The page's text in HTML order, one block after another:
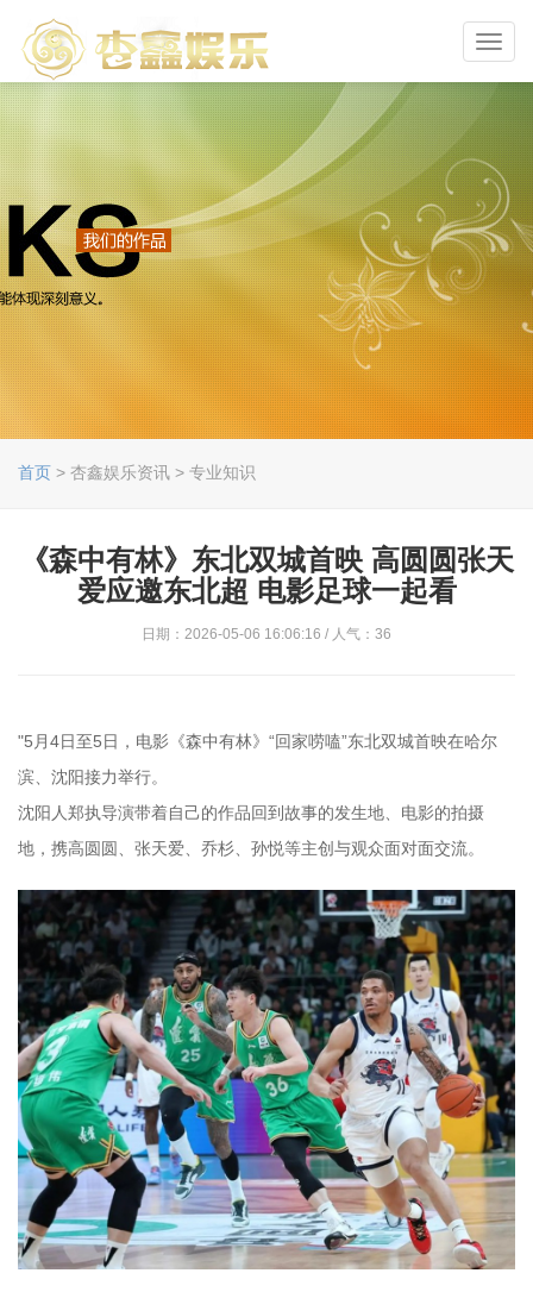
首页 > 杏鑫娱乐资讯 > 专业知识
《森中有林》东北双城首映 高圆圆张天
爱应邀东北超 电影足球一起看
日期：2026-05-06 16:06:16 / 人气：36
"5月4日至5日，电影《森中有林》“回家唠嗑”东北双城首映在哈尔
滨、沈阳接力举行。
沈阳人郑执导演带着自己的作品回到故事的发生地、电影的拍摄
地，携高圆圆、张天爱、乔杉、孙悦等主创与观众面对面交流。